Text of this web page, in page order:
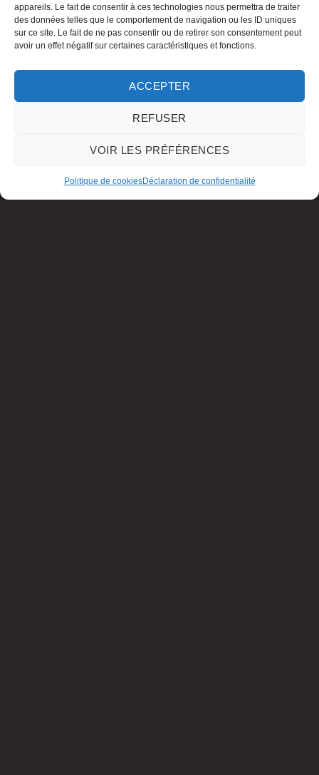
appareils. Le fait de consentir à ces technologies nous permettra de traiter
des données telles que le comportement de navigation ou les ID uniques
sur ce site. Le fait de ne pas consentir ou de retirer son consentement peut
avoir un effet négatif sur certaines caractéristiques et fonctions.
ACCEPTER
REFUSER
VOIR LES PRÉFÉRENCES
Politique de cookiesDéclaration de confidentialité